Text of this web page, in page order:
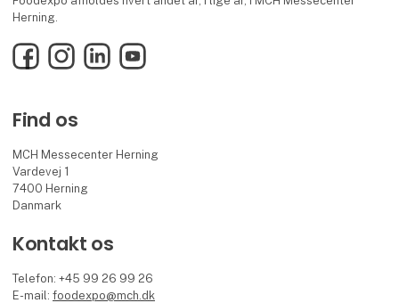
Herning.
FacebookInstagramLinkedInYouTube
Find os
MCH Messecenter Herning
Vardevej 1
7400 Herning
Danmark
Kontakt os
Telefon: +45 99 26 99 26
E-mail:foodexpo@mch.dk